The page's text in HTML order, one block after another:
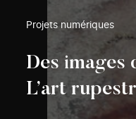
Projets numériques
Des images
L’art